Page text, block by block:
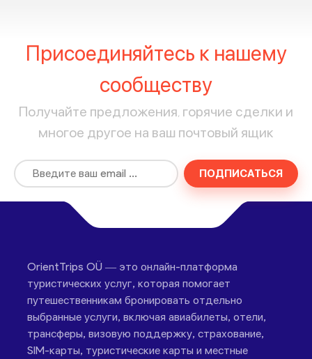
Присоединяйтесь к нашему
сообществу
Получайте предложения, горячие сделки и
многое другое на ваш почтовый ящик
ПОДПИСАТЬСЯ
OrientTrips OÜ — это онлайн-платформа
туристических услуг, которая помогает
путешественникам бронировать отдельно
выбранные услуги, включая авиабилеты, отели,
трансферы, визовую поддержку, страхование,
SIM-карты, туристические карты и местные